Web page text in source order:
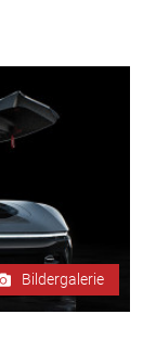
Bildergalerie